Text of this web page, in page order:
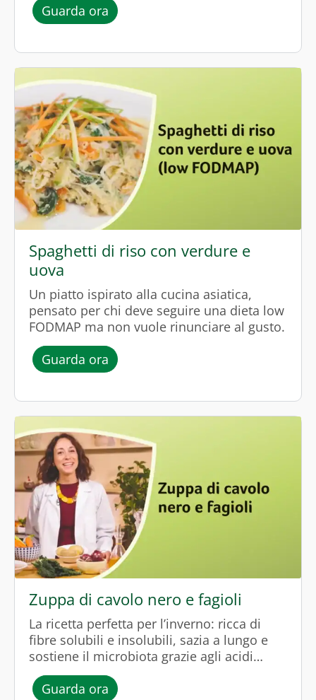
Guarda ora l’episodio “Farro con sedano,
Spaghetti di riso con verdure e
uova
Un piatto ispirato alla cucina asiatica,
pensato per chi deve seguire una dieta low
FODMAP ma non vuole rinunciare al gusto.
Guarda ora l’episodio “Spaghetti di riso con
Zuppa di cavolo nero e fagioli
La ricetta perfetta per l’inverno: ricca di
fibre solubili e insolubili, sazia a lungo e
sostiene il microbiota grazie agli acidi
grassi a corta catena, molecole con azione
antinfiammatoria.
Guarda ora l’episodio “Zuppa di cavolo nero e